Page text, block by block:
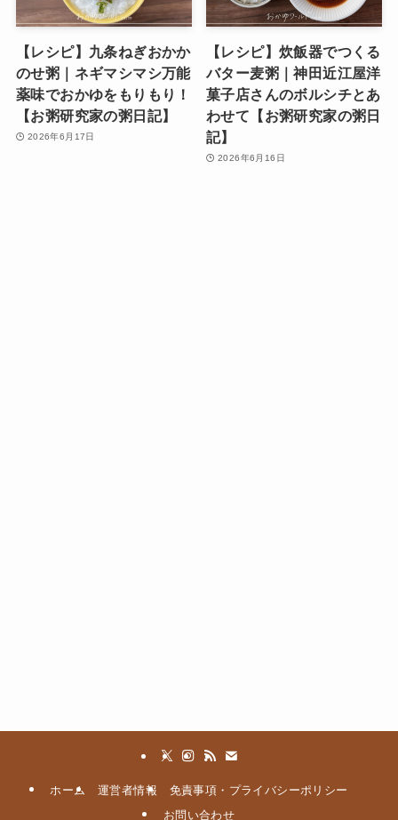
【レシピ】九条ねぎおかか
のせ粥｜ネギマシマシ万能
薬味でおかゆをもりもり！
【お粥研究家の粥日記】
2026年6月17日
【レシピ】炊飯器でつくる
バター麦粥｜神田近江屋洋
菓子店さんのボルシチとあ
わせて【お粥研究家の粥日
記】
2026年6月16日
ホーム 運営者情報
免責事項・プライバシーポリシー
お問い合わせ